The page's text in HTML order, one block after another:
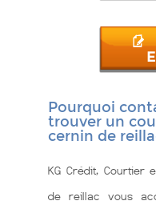
Pourquoi
trouver un
cernin de
KG Crédit, Courtier
de reillac vous